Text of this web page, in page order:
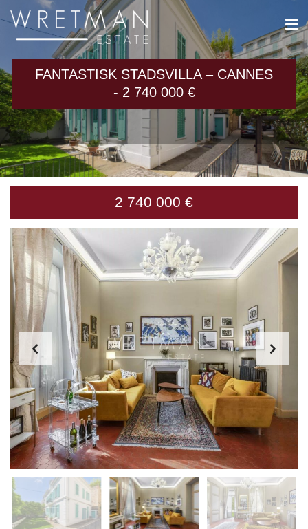
FANTASTISK STADSVILLA – CANNES
- 2 740 000 €
2 740 000 €
Cookie- hanteringspanel